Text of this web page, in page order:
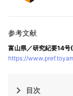
富山県／研究紀要14
https://
目次